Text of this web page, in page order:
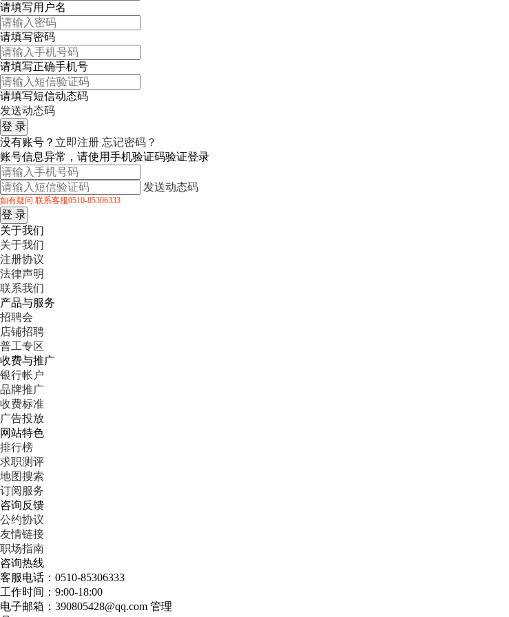
请填写用户名
请填写密码
请填写正确手机号
请填写短信动态码
发送动态码
没有账号？ 立即注册 忘记密码？
账号信息异常，请使用手机验证码验证登录
发送动态码
如有疑问 联系客服0510-85306333
关于我们
关于我们
注册协议
法律声明
联系我们
产品与服务
招聘会
店铺招聘
普工专区
收费与推广
银行帐户
品牌推广
收费标准
广告投放
网站特色
排行榜
求职测评
地图搜索
订阅服务
咨询反馈
公约协议
友情链接
职场指南
咨询热线
客服电话：0510-85306333
工作时间：9:00-18:00
电子邮箱：390805428@qq.com 管理